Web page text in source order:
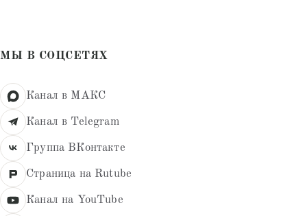
МЫ В СОЦСЕТЯХ
Канал в МАКС
Канал в Telegram
Группа ВКонтакте
Страница на Rutube
Канал на YouTube